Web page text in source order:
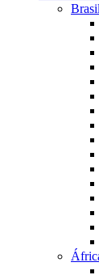
Brasil